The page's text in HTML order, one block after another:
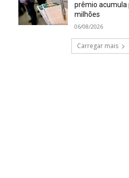
prêmio acumula
milhões
06/08/2026
Carregar mais